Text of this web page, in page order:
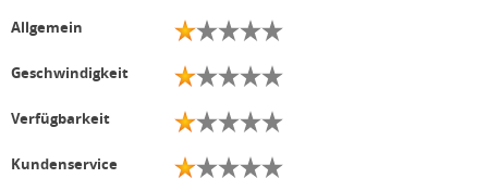
Allgemein
Geschwindigkeit
Verfügbarkeit
Kundenservice